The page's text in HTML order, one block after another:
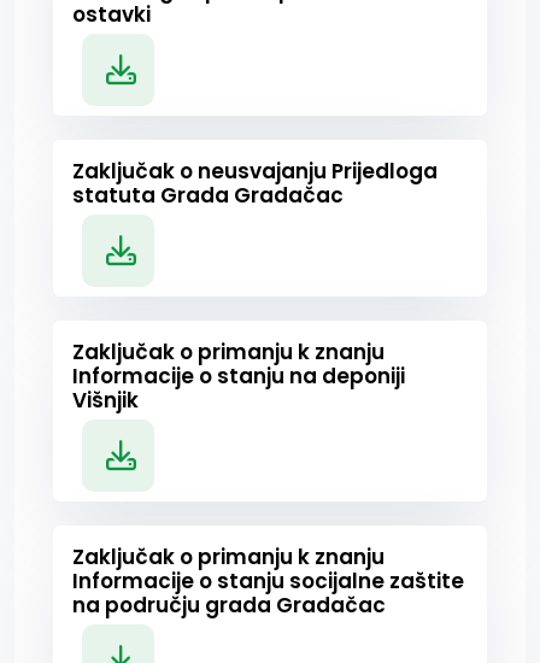
ostavki
Zaključak o neusvajanju Prijedloga
statuta Grada Gradačac
Zaključak o primanju k znanju
Informacije o stanju na deponiji
Višnjik
Zaključak o primanju k znanju
Informacije o stanju socijalne zaštite
na području grada Gradačac